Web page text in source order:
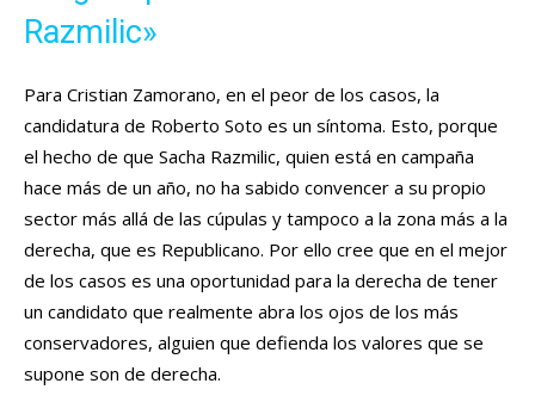
Razmilic»
Para Cristian Zamorano, en el peor de los casos, la
candidatura de Roberto Soto es un síntoma. Esto, porque
el hecho de que Sacha Razmilic, quien está en campaña
hace más de un año, no ha sabido convencer a su propio
sector más allá de las cúpulas y tampoco a la zona más a la
derecha, que es Republicano. Por ello cree que en el mejor
de los casos es una oportunidad para la derecha de tener
un candidato que realmente abra los ojos de los más
conservadores, alguien que defienda los valores que se
supone son de derecha.